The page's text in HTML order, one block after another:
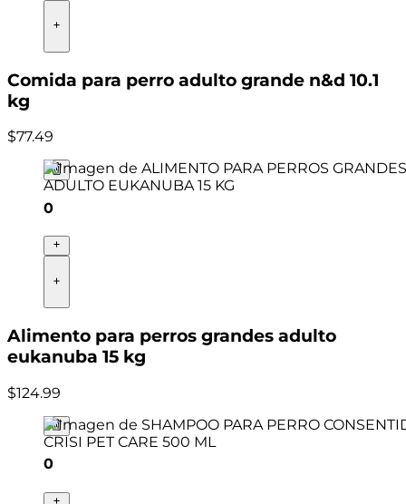
Comida para perro adulto grande n&d 10.1
kg
$77.49
0
Alimento para perros grandes adulto
eukanuba 15 kg
$124.99
0